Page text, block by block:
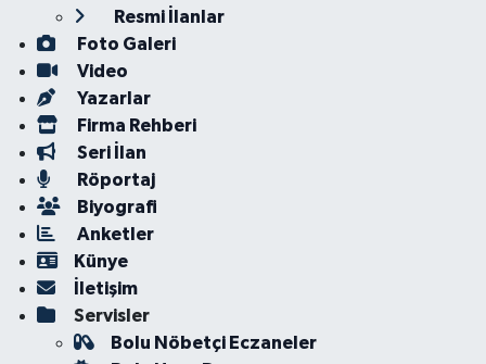
Resmi İlanlar
Foto Galeri
Video
Yazarlar
Firma Rehberi
Seri İlan
Röportaj
Biyografi
Anketler
Künye
İletişim
Servisler
Bolu Nöbetçi Eczaneler